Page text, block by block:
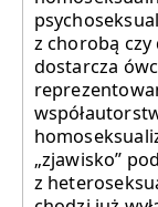
z chorobą
dostarcza
„zjawisko”
z